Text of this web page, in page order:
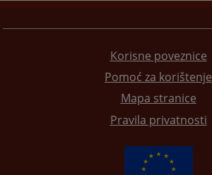
Korisne poveznice
Pomoć za korištenje
Mapa stranice
Pravila privatnosti